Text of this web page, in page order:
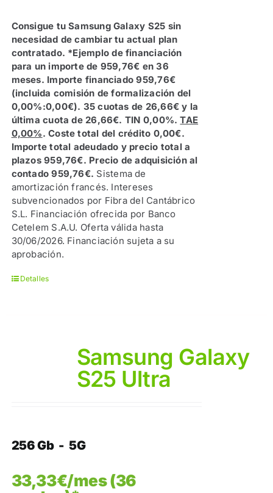
Consigue tu Samsung Galaxy S25 sin
necesidad de cambiar tu actual plan
contratado. *Ejemplo de financiación
para un importe de 959,76€ en 36
meses. Importe financiado 959,76€
(incluida comisión de formalización del
0,00%:0,00€). 35 cuotas de 26,66€ y la
última cuota de 26,66€. TIN 0,00%.TAE
0,00%. Coste total del crédito 0,00€.
Importe total adeudado y precio total a
plazos 959,76€. Precio de adquisición al
contado 959,76€. Sistema de
amortización francés. Intereses
subvencionados por Fibra del Cantábrico
S.L. Financiación ofrecida por Banco
Cetelem S.A.U. Oferta válida hasta
30/06/2026. Financiación sujeta a su
aprobación.
Detalles
Samsung Galaxy
S25 Ultra
256 Gb - 5G
33,33€/mes (36